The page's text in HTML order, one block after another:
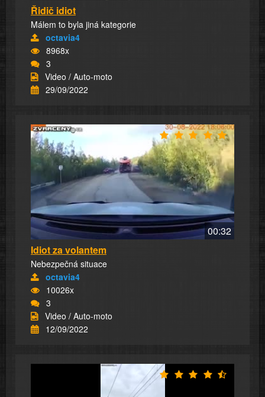
Řidič idiot
Málem to byla jiná kategorie
octavia4
8968x
3
Video / Auto-moto
29/09/2022
00:32
Idiot za volantem
Nebezpečná situace
octavia4
10026x
3
Video / Auto-moto
12/09/2022